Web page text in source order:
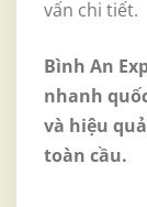
vấn chi tiết.
Bình An
nhanh
và hiệu
toàn cầu.